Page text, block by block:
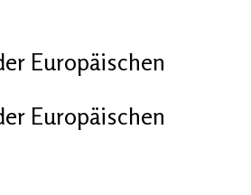
Europäischen
Europäischen